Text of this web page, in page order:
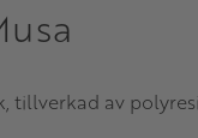
tillverkad av